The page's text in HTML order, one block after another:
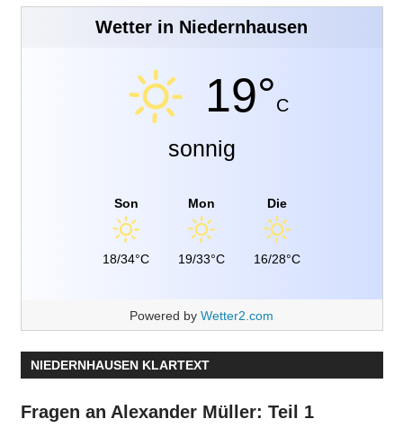
Wetter in Niedernhausen
19°C
sonnig
Son
18/34°C
Mon
19/33°C
Die
16/28°C
Powered by Wetter2.com
NIEDERNHAUSEN KLARTEXT
Fragen an Alexander Müller: Teil 1